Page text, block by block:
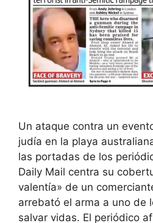
Un ataque contra un
judía en la playa
las portadas de los
Daily Mail centra su
valentía» de un
arrebató el arma a uno de
salvar vidas. El periódico